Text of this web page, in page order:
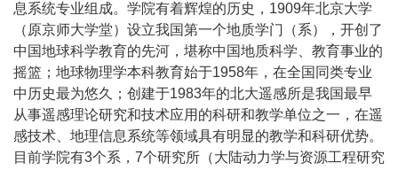
息系统专业组成。学院有着辉煌的历史， 1909年北京大学
（原京师大学堂）设立我国第一个地质学门（系），开创了
中国地球科学教育的先河，堪称中国地质科学、教育事业的
摇篮；地球物理学本科教育始于1958年，在全国同类专业
中历史最为悠久；创建于1983年的北大遥感所是我国最早
从事遥感理论研究和技术应用的科研和教学单位之一，在遥
感技术、地理信息系统等领域具有明显的教学和科研优势。
目前学院有3个系， 7个研究所（大陆动力学与资源工程研究